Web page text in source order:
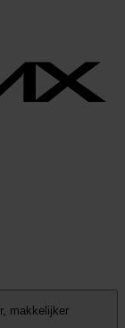
makkelijker